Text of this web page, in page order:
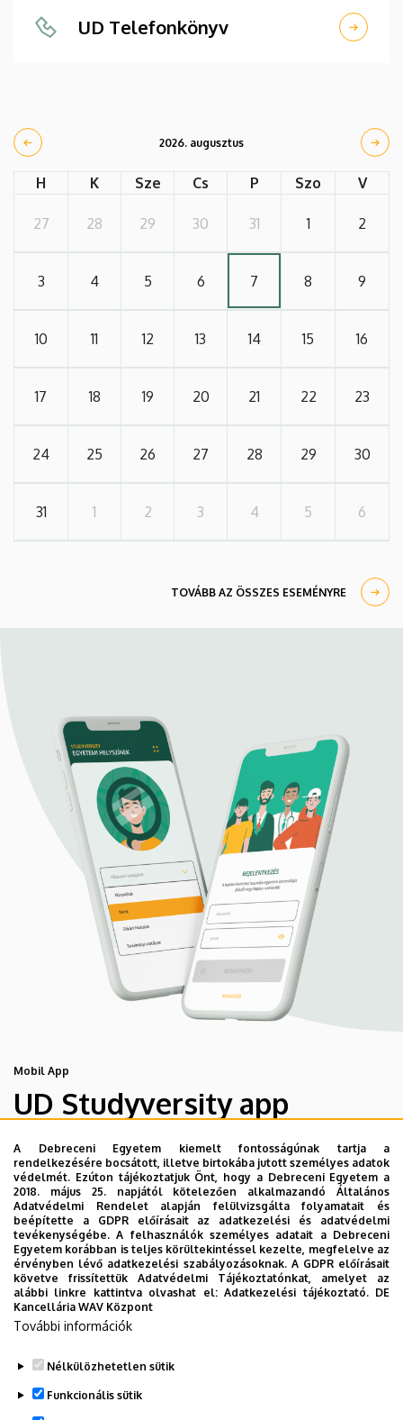
UD Telefonkönyv
2026. augusztus
H K Sze Cs P Szo V
27 28 29 30 31 1 2
3 4 5 6 7 8 9
10 11 12 13 14 15 16
17 18 19 20 21 22 23
24 25 26 27 28 29 30
31 1 2 3 4 5 6
TOVÁBB AZ ÖSSZES ESEMÉNYRE
Mobil App
UD Studyversity app
Engedd meg, hogy figyelmedbe ajánljuk a Debreceni
Egyetem új applikációját, melyet hallgatói számára
készített. Az alkalmazás bevezetésével célunk, hogy
segítsünk eligazodni az egyetemi mindennapokban, a
tanulmányaiddal kapcsolatban gyorsan elérhető
információkat biztosítsunk, útmutatót adjunk az egyetemi
évek során felmerülő helyzetekkel, kérdésekkel
kapcsolatban, továbbá „zsebközelbe” hozzuk az Egyetem
és Debrecen város kulturális és sport életét.
A Debreceni Egyetem kiemelt fontosságúnak tartja a
rendelkezésére bocsátott, illetve birtokába jutott személyes adatok
védelmét. Ezúton tájékoztatjuk Önt, hogy a Debreceni Egyetem a
2018. május 25. napjától kötelezően alkalmazandó Általános
Adatvédelmi Rendelet alapján felülvizsgálta folyamatait és
beépítette a GDPR előírásait az adatkezelési és adatvédelmi
tevékenységébe. A felhasználók személyes adatait a Debreceni
Egyetem korábban is teljes körültekintéssel kezelte, megfelelve az
érvényben lévő adatkezelési szabályozásoknak. A GDPR előírásait
követve frissítettük Adatvédelmi Tájékoztatónkat, amelyet az
alábbi linkre kattintva olvashat el:Adatkezelési tájékoztató. DE
Kancellária WAV Központ
További információk
Nélkülözhetetlen sütik
Funkcionális sütik